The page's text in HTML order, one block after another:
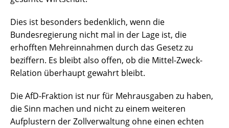
Dies ist besonders bedenklich, wenn die
Bundesregierung nicht mal in der Lage ist, die
erhofften Mehreinnahmen durch das Gesetz zu
beziffern. Es bleibt also offen, ob die Mittel-Zweck-
Relation überhaupt gewahrt bleibt.
Die AfD-Fraktion ist nur für Mehrausgaben zu haben,
die Sinn machen und nicht zu einem weiteren
Aufplustern der Zollverwaltung ohne einen echten